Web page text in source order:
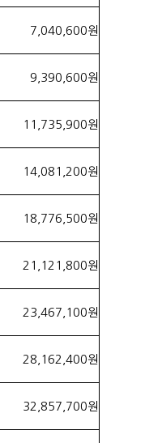
7,040,600원
9,390,600원
11,735,900원
14,081,200원
18,776,500원
21,121,800원
23,467,100원
28,162,400원
32,857,700원